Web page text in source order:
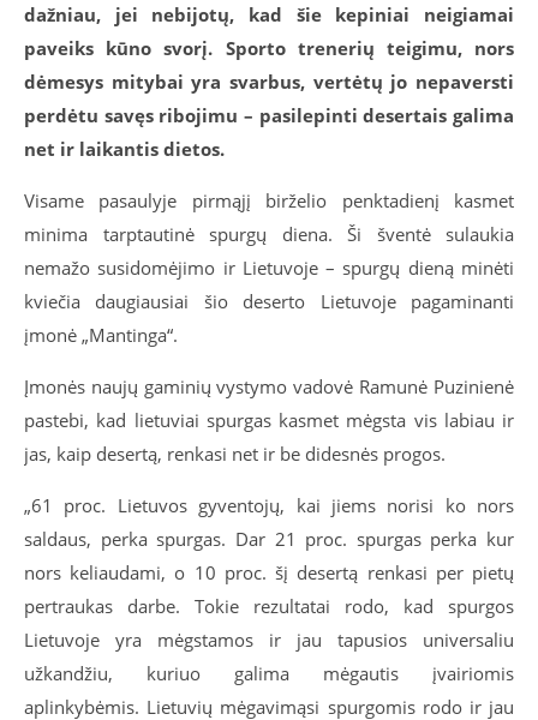
dažniau, jei nebijotų, kad šie kepiniai neigiamai
paveiks kūno svorį. Sporto trenerių teigimu, nors
dėmesys mitybai yra svarbus, vertėtų jo nepaversti
perdėtu savęs ribojimu – pasilepinti desertais galima
net ir laikantis dietos.
Visame pasaulyje pirmąjį birželio penktadienį kasmet
minima tarptautinė spurgų diena. Ši šventė sulaukia
nemažo susidomėjimo ir Lietuvoje – spurgų dieną minėti
kviečia daugiausiai šio deserto Lietuvoje pagaminanti
įmonė „Mantinga“.
Įmonės naujų gaminių vystymo vadovė Ramunė Puzinienė
pastebi, kad lietuviai spurgas kasmet mėgsta vis labiau ir
jas, kaip desertą, renkasi net ir be didesnės progos.
„61 proc. Lietuvos gyventojų, kai jiems norisi ko nors
saldaus, perka spurgas. Dar 21 proc. spurgas perka kur
nors keliaudami, o 10 proc. šį desertą renkasi per pietų
pertraukas darbe. Tokie rezultatai rodo, kad spurgos
Lietuvoje yra mėgstamos ir jau tapusios universaliu
užkandžiu, kuriuo galima mėgautis įvairiomis
aplinkybėmis. Lietuvių mėgavimąsi spurgomis rodo ir jau